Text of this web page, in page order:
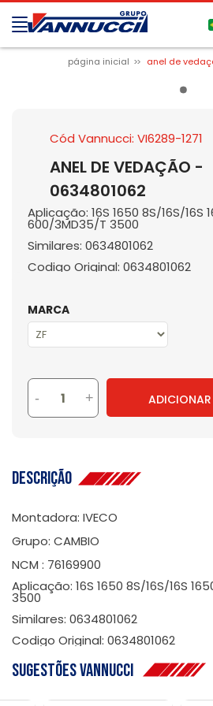
página inicial anel de
Cód Vannucci: VI6289-1271
ANEL DE VEDAÇÃO -
0634801062
Aplicação: 16S 1650 8S/16S/16S
600/3MD35/T 3500
Similares: 0634801062
Codigo Original: 0634801062
MARCA
- +
Descrição
Montadora: IVECO
Grupo: CAMBIO
NCM : 76169900
Aplicação: 16S 1650 8S/16S/16S
3500
Similares: 0634801062
Codigo Original: 0634801062
Sugestões Vannucci